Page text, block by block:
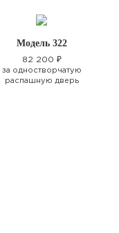
Модель 322
82 200 ₽
за одностворчатую
распашную дверь